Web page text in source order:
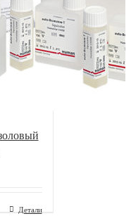
Детали